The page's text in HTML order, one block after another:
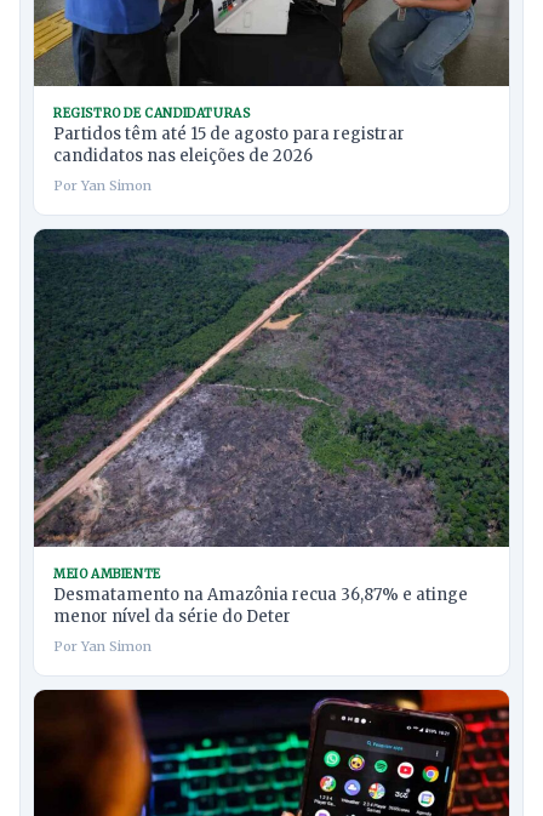
REGISTRO DE CANDIDATURAS
Partidos têm até 15 de agosto para registrar
candidatos nas eleições de 2026
Por Yan Simon
MEIO AMBIENTE
Desmatamento na Amazônia recua 36,87% e atinge
menor nível da série do Deter
Por Yan Simon